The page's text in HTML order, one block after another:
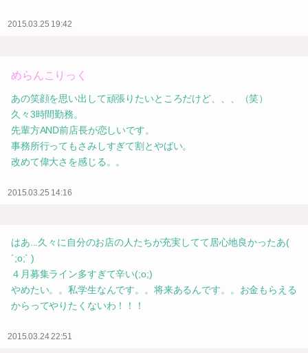
2015.03.25 19:42
めらんこりっく
あの笑顔を思い出して頑張りたいところだけど、、、（笑）
久々3時間勤務。
先輩方AND前店長が恋しいです。
事務所行ってもさみしすぎて割とやばい。
改めて偉大さを感じる。。
2015.03.25 14:16
はあ...久々に自分のお店の人たちが充実してて居心地良かったあ(
´;o;` )
４月募集ライン多すぎて辛い(;o;)
やめたい。。私学生なんです。。将来あるんです。。お金もらえる
からってやりたくないわ！！！
2015.03.24 22:51